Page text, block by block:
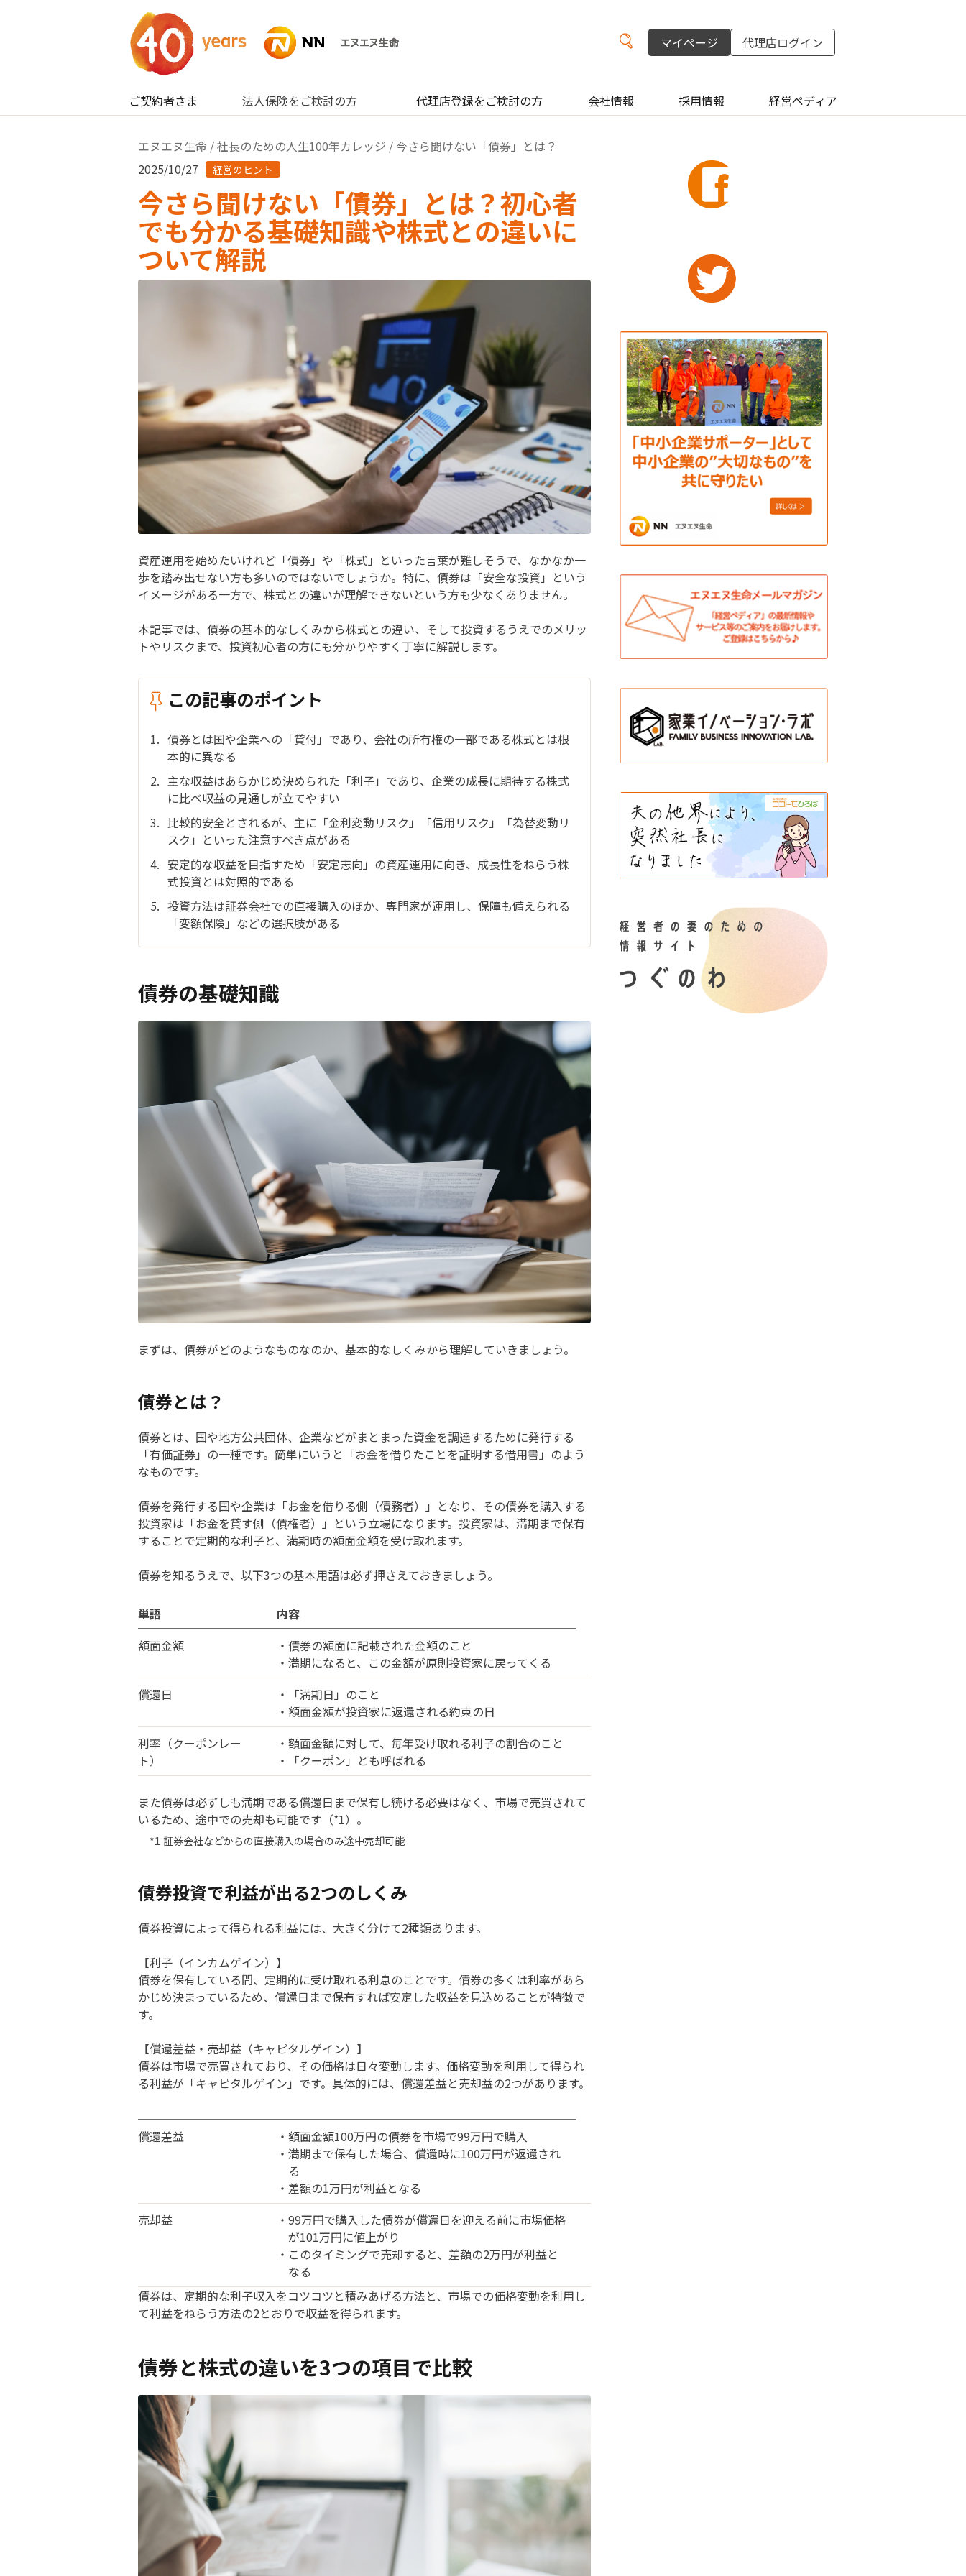
ご契約者さま 法人保険をご検討の方 代理店登録をご検討の方 会社情報 採用情報 経営ペディア
マイページ 代理店ログイン
エヌエヌ生命 /社長のための人生100年カレッジ / 今さら聞けない「債券」とは？
2025/10/27
経営のヒント
今さら聞けない「債券」とは？初心者
でも分かる基礎知識や株式との違いに
ついて解説
資産運用を始めたいけれど「債券」や「株式」といった言葉が難しそうで、なかなか一
歩を踏み出せない方も多いのではないでしょうか。特に、債券は「安全な投資」という
イメージがある一方で、株式との違いが理解できないという方も少なくありません。
本記事では、債券の基本的なしくみから株式との違い、そして投資するうえでのメリッ
トやリスクまで、投資初心者の方にも分かりやすく丁寧に解説します。
この記事のポイント
債券とは国や企業への「貸付」であり、会社の所有権の一部である株式とは根
本的に異なる
主な収益はあらかじめ決められた「利子」であり、企業の成長に期待する株式
に比べ収益の見通しが立てやすい
比較的安全とされるが、主に「金利変動リスク」「信用リスク」「為替変動リ
スク」といった注意すべき点がある
安定的な収益を目指すため「安定志向」の資産運用に向き、成長性をねらう株
式投資とは対照的である
投資方法は証券会社での直接購入のほか、専門家が運用し、保障も備えられる
「変額保険」などの選択肢がある
債券の基礎知識
まずは、債券がどのようなものなのか、基本的なしくみから理解していきましょう。
債券とは？
債券とは、国や地方公共団体、企業などがまとまった資金を調達するために発行する
「有価証券」の一種です。簡単にいうと「お金を借りたことを証明する借用書」のよう
なものです。
債券を発行する国や企業は「お金を借りる側（債務者）」となり、その債券を購入する
投資家は「お金を貸す側（債権者）」という立場になります。投資家は、満期まで保有
することで定期的な利子と、満期時の額面金額を受け取れます。
債券を知るうえで、以下3つの基本用語は必ず押さえておきましょう。
単語
内容
額面金額
・債券の額面に記載された金額のこと
・満期になると、この金額が原則投資家に戻ってくる
償還日
・「満期日」のこと
・額面金額が投資家に返還される約束の日
利率（クーポンレー
ト）
・額面金額に対して、毎年受け取れる利子の割合のこと
・「クーポン」とも呼ばれる
また債券は必ずしも満期である償還日まで保有し続ける必要はなく、市場で売買されて
いるため、途中での売却も可能です（*1）。
証券会社などからの直接購入の場合のみ途中売却可能
債券投資で利益が出る2つのしくみ
債券投資によって得られる利益には、大きく分けて2種類あります。
【利子（インカムゲイン）】
債券を保有している間、定期的に受け取れる利息のことです。債券の多くは利率があら
かじめ決まっているため、償還日まで保有すれば安定した収益を見込めることが特徴で
す。
【償還差益・売却益（キャピタルゲイン）】
債券は市場で売買されており、その価格は日々変動します。価格変動を利用して得られ
る利益が「キャピタルゲイン」です。具体的には、償還差益と売却益の2つがあります。
償還差益
・額面金額100万円の債券を市場で99万円で購入
・満期まで保有した場合、償還時に100万円が返還され
る
・差額の1万円が利益となる
売却益
・99万円で購入した債券が償還日を迎える前に市場価格
が101万円に値上がり
・このタイミングで売却すると、差額の2万円が利益と
なる
債券は、定期的な利子収入をコツコツと積みあげる方法と、市場での価格変動を利用し
て利益をねらう方法の2とおりで収益を得られます。
債券と株式の違いを3つの項目で比較